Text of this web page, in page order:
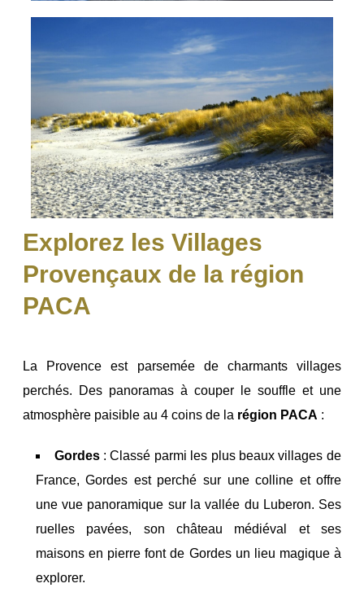
Explorez les Villages
Provençaux de la région
PACA
La Provence est parsemée de charmants villages
perchés. Des panoramas à couper le souffle et une
atmosphère paisible au 4 coins de la région PACA :
Gordes: Classé parmi les plus beaux villages de
France, Gordes est perché sur une colline et offre
une vue panoramique sur la vallée du Luberon. Ses
ruelles pavées, son château médiéval et ses
maisons en pierre font de Gordes un lieu magique à
explorer.